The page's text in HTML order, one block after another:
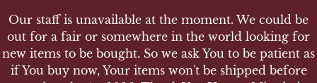
Our staff is unavailable at the moment. We could be
out for a fair or somewhere in the world looking for
new items to be bought. So we ask You to be patient as
if You buy now, Your items won't be shipped before
Our staff is unavailable at the moment. We could be
out for a fair or somewhere in the world looking for
new items to be bought. So we ask You to be patient as
if You buy now, Your items won't be shipped before